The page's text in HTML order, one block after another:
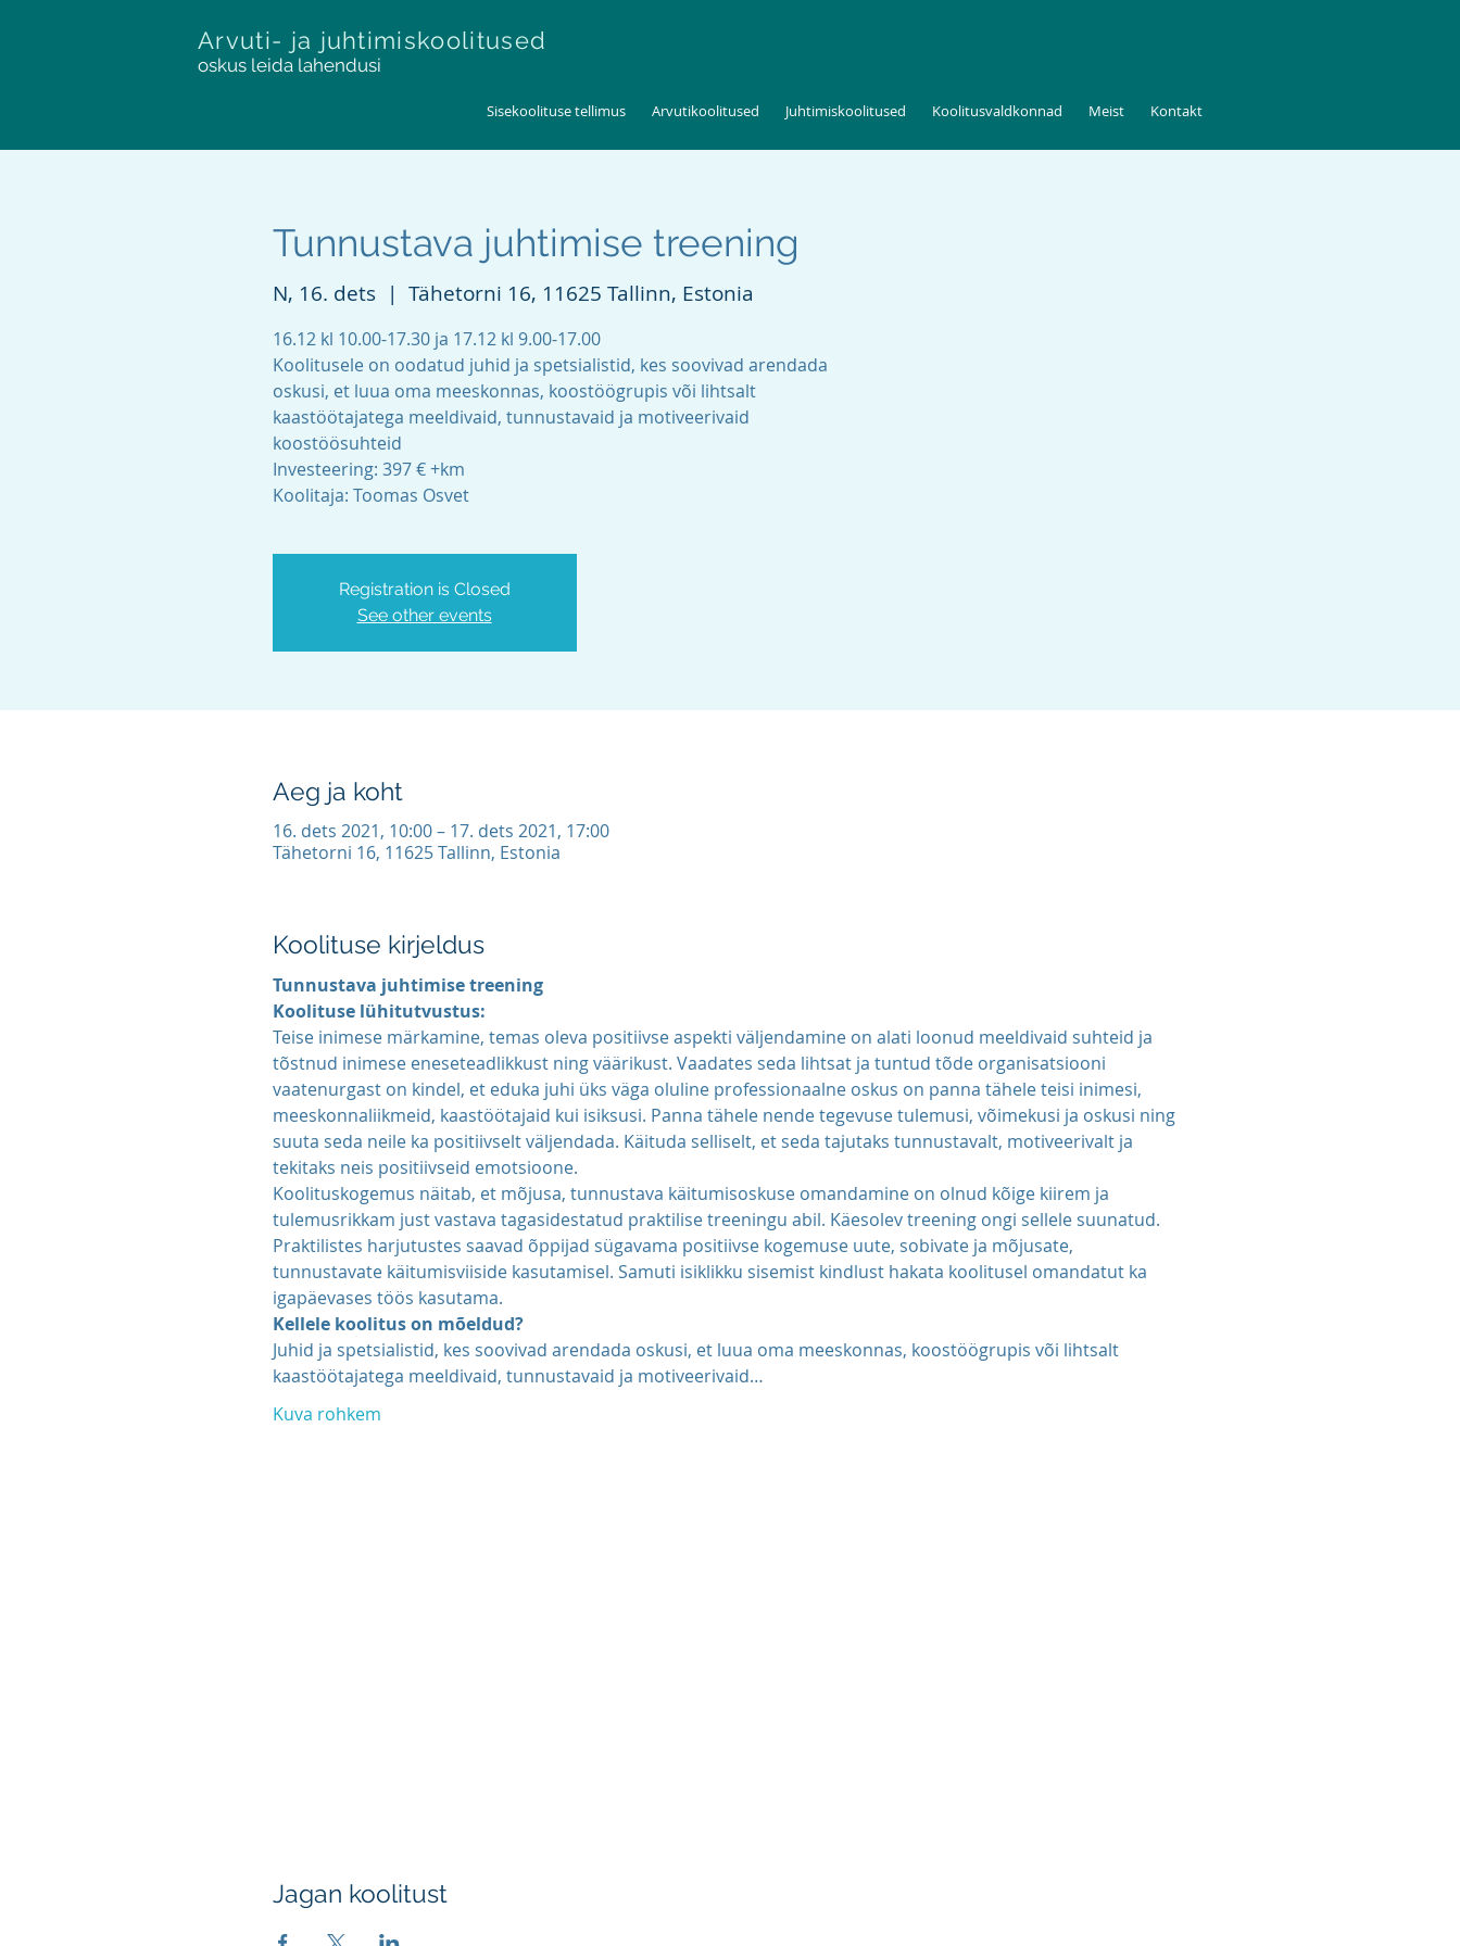
Arvuti- ja juhtimiskoolitused
oskus leida lahendusi
Sisekoolituse tellimus Arvutikoolitused Juhtimiskoolitused Koolitusvaldkonnad Meist Kontakt
Tunnustava juhtimise treening
N, 16. dets
  |
Tähetorni 16, 11625 Tallinn, Estonia
16.12 kl 10.00-17.30 ja 17.12 kl 9.00-17.00
Koolitusele on oodatud juhid ja spetsialistid, kes soovivad arendada
oskusi, et luua oma meeskonnas, koostöögrupis või lihtsalt
kaastöötajatega meeldivaid, tunnustavaid ja motiveerivaid
koostöösuhteid
Investeering: 397 € +km
Koolitaja: Toomas Osvet
Registration is Closed
See other events
Aeg ja koht
16. dets 2021, 10:00 – 17. dets 2021, 17:00
Tähetorni 16, 11625 Tallinn, Estonia
Koolituse kirjeldus
Tunnustava juhtimise treening
Koolituse lühitutvustus:
Teise inimese märkamine, temas oleva positiivse aspekti väljendamine on alati loonud meeldivaid suhteid ja
tõstnud inimese eneseteadlikkust ning väärikust. Vaadates seda lihtsat ja tuntud tõde organisatsiooni
vaatenurgast on kindel, et eduka juhi üks väga oluline professionaalne oskus on panna tähele teisi inimesi,
meeskonnaliikmeid, kaastöötajaid kui isiksusi. Panna tähele nende tegevuse tulemusi, võimekusi ja oskusi ning
suuta seda neile ka positiivselt väljendada. Käituda selliselt, et seda tajutaks tunnustavalt, motiveerivalt ja
tekitaks neis positiivseid emotsioone.
Koolituskogemus näitab, et mõjusa, tunnustava käitumisoskuse omandamine on olnud kõige kiirem ja
tulemusrikkam just vastava tagasidestatud praktilise treeningu abil. Käesolev treening ongi sellele suunatud.
Praktilistes harjutustes saavad õppijad sügavama positiivse kogemuse uute, sobivate ja mõjusate,
tunnustavate käitumisviiside kasutamisel. Samuti isiklikku sisemist kindlust hakata koolitusel omandatut ka
igapäevases töös kasutama.
Kellele koolitus on mõeldud?
Juhid ja spetsialistid, kes soovivad arendada oskusi, et luua oma meeskonnas, koostöögrupis või lihtsalt
kaastöötajatega meeldivaid, tunnustavaid ja motiveerivaid…
Kuva rohkem
Jagan koolitust